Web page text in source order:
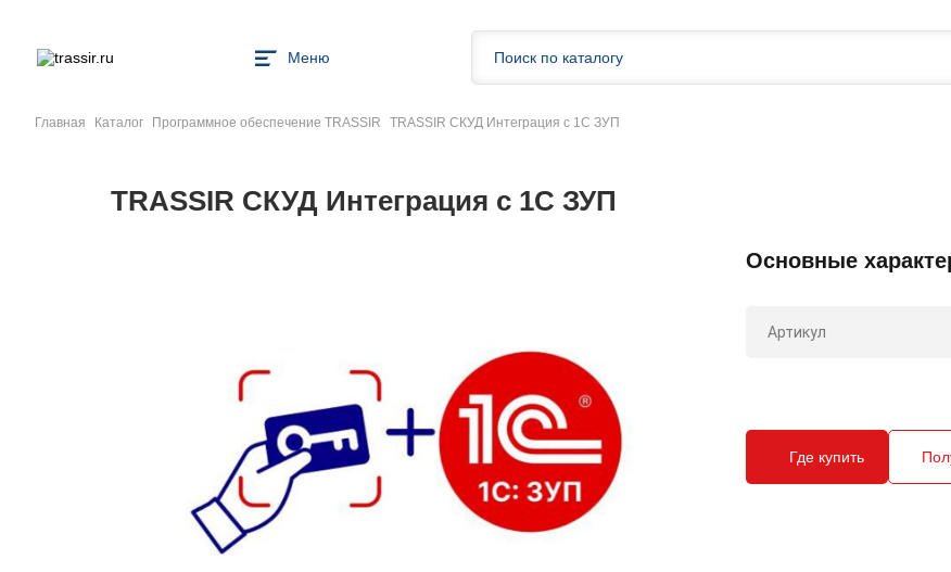
Меню
Главная Каталог Программное обеспечение TRASSIR TRASSIR СКУД Интеграция с 1С ЗУП
TRASSIR СКУД Интеграция с 1С ЗУП
Основные
Артикул
Где купить